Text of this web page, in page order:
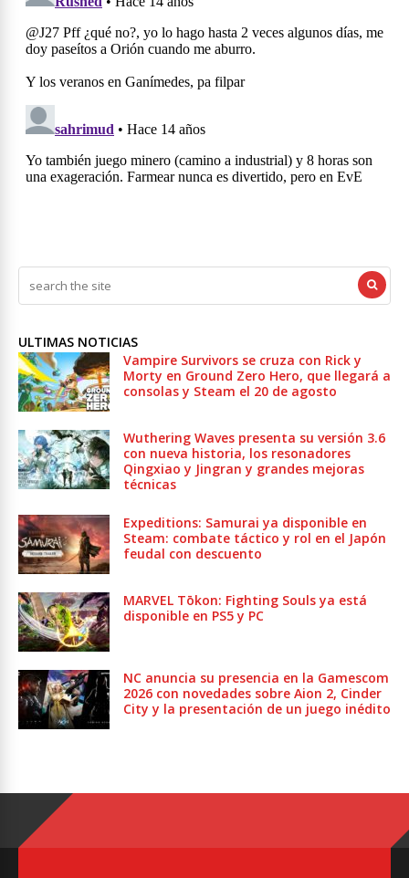
ULTIMAS NOTICIAS
Vampire Survivors se cruza con Rick y
Morty en Ground Zero Hero, que llegará a
consolas y Steam el 20 de agosto
Wuthering Waves presenta su versión 3.6
con nueva historia, los resonadores
Qingxiao y Jingran y grandes mejoras
técnicas
Expeditions: Samurai ya disponible en
Steam: combate táctico y rol en el Japón
feudal con descuento
MARVEL Tōkon: Fighting Souls ya está
disponible en PS5 y PC
NC anuncia su presencia en la Gamescom
2026 con novedades sobre Aion 2, Cinder
City y la presentación de un juego inédito